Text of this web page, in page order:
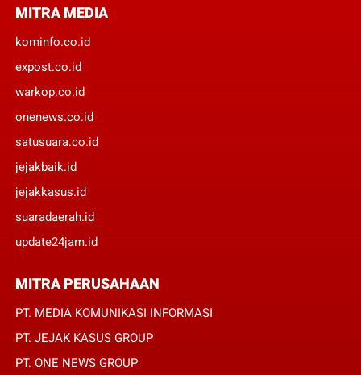
MITRA MEDIA
kominfo.co.id
expost.co.id
warkop.co.id
onenews.co.id
satusuara.co.id
jejakbaik.id
jejakkasus.id
suaradaerah.id
update24jam.id
MITRA PERUSAHAAN
PT. MEDIA KOMUNIKASI INFORMASI
PT. JEJAK KASUS GROUP
PT. ONE NEWS GROUP